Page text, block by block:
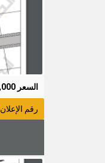
السعر 600,000 ريال
رقم الإعلان 31721